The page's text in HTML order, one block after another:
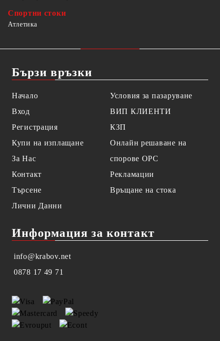
Спортни стоки
Атлетика
Бързи връзки
Начало
Вход
Регистрация
Купи на изплащане
За Нас
Контакт
Търсене
Лични Данни
Условия за пазаруване
ВИП КЛИЕНТИ
КЗП
Онлайн решаване на
спорове OPC
Рекламации
Връщане на стока
Информация за контакт
info@krabov.net
0878 17 49 71